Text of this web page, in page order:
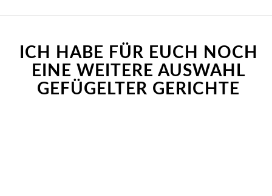
ICH HABE FÜR EUCH NOCH
EINE WEITERE AUSWAHL
GEFÜGELTER GERICHTE